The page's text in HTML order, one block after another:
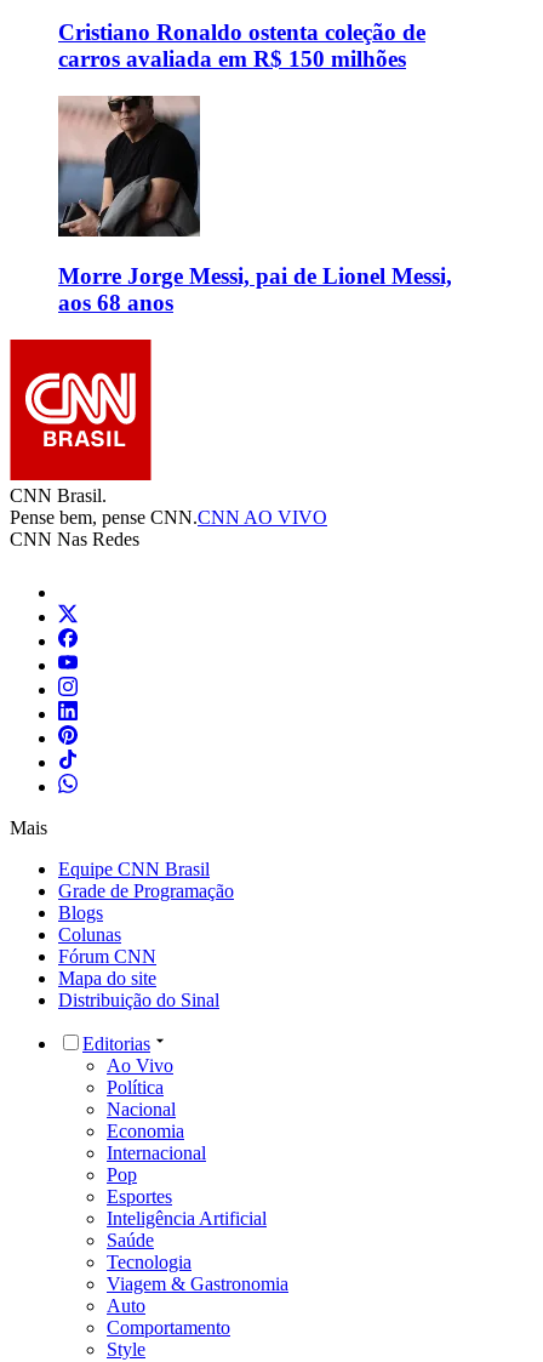
Cristiano Ronaldo ostenta coleção de
carros avaliada em R$ 150 milhões
Morre Jorge Messi, pai de Lionel Messi,
aos 68 anos
CNN Brasil.
Pense bem, pense CNN.CNN AO VIVO
CNN Nas Redes
Mais
Equipe CNN Brasil
Grade de Programação
Blogs
Colunas
Fórum CNN
Mapa do site
Distribuição do Sinal
Editorias
Ao Vivo
Política
Nacional
Economia
Internacional
Pop
Esportes
Inteligência Artificial
Saúde
Tecnologia
Viagem & Gastronomia
Auto
Comportamento
Style